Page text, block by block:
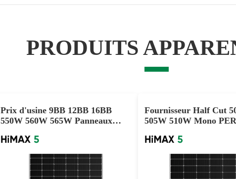
PRODUITS
Prix d'usine 9BB 12BB 16BB
550W 560W 565W Panneaux
Fournisseur Half Cut
505W 510W Mono